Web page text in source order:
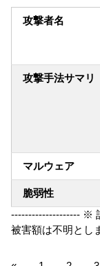
攻撃者名
攻撃手法サマリ
マルウェア
脆弱性
-------------------- ※
被害額は不明とし